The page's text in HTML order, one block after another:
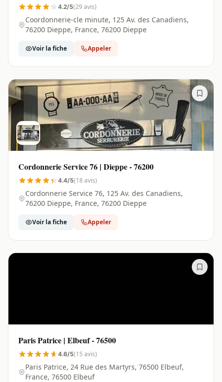
4.2/5(29 avis)
Coordonnerie-cle minute, 125 Av. des Canadiens,
76200 Dieppe, France, 76200 Dieppe
Voir la fiche Appeler
Cordonnerie Service 76 | Dieppe - 76200
4.4/5(18 avis)
Cordonnerie Service 76, 125 Av. des Canadiens,
76200 Dieppe, France, 76200 Dieppe
Voir la fiche Appeler
Paris Patrice | Elbeuf - 76500
4.6/5(15 avis)
Paris Patrice, 24 Rue des Martyrs, 76500 Elbeuf,
France, 76500 Elbeuf